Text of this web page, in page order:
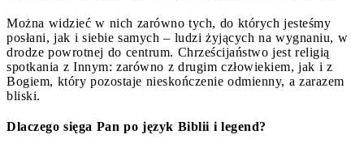
Można widzieć w nich zarówno tych, do których jesteśmy
posłani, jak i siebie samych – ludzi żyjących na wygnaniu, w
drodze powrotnej do centrum. Chrześcijaństwo jest religią
spotkania z Innym: zarówno z drugim człowiekiem, jak i z
Bogiem, który pozostaje nieskończenie odmienny, a zarazem
bliski.
Dlaczego sięga Pan po język Biblii i legend?